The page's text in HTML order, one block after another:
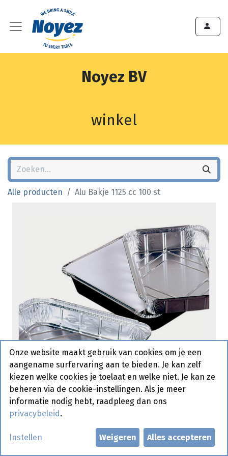
Noyez BV
winkel
Alle producten Alu Bakje 1125 cc 100 st
Alu Bakje 1125 cc 100 st
Actief
Onze website maakt gebruik van cookies om je een
aangename surfervaring aan te bieden. Je kan zelf
kiezen welke cookies je toelaat en welke niet. Je kan ze
beheren via de cookie-instellingen. Als je meer
informatie nodig hebt, raadpleeg dan ons
privacybeleid .
Instellen Weigeren Alles accepteren